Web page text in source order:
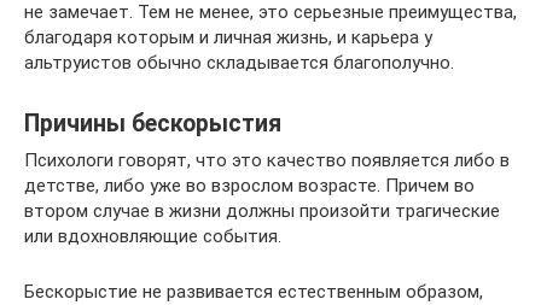
не замечает. Тем не менее, это серьезные преимущества,
благодаря которым и личная жизнь, и карьера у
альтруистов обычно складывается благополучно.
Причины бескорыстия
Психологи говорят, что это качество появляется либо в
детстве, либо уже во взрослом возрасте. Причем во
втором случае в жизни должны произойти трагические
или вдохновляющие события.
Бескорыстие не развивается естественным образом,